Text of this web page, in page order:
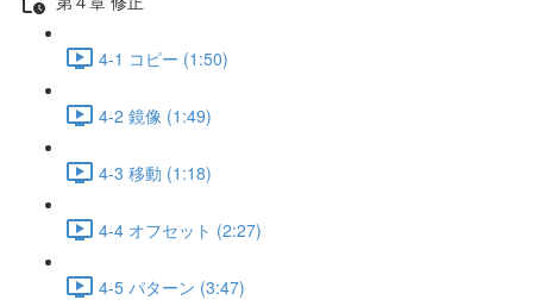
4-1 コピー (1:50)
4-2 鏡像 (1:49)
4-3 移動 (1:18)
4-4 オフセット (2:27)
4-5 パターン (3:47)